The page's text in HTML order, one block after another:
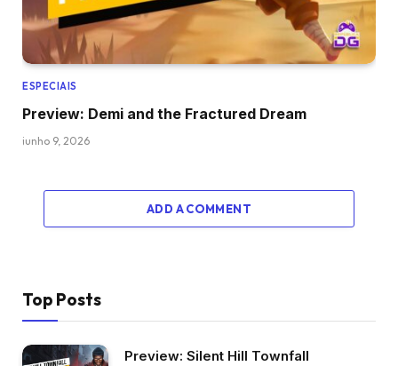
ESPECIAIS
Preview: Demi and the Fractured Dream
junho 9, 2026
ADD A COMMENT
Top Posts
Preview: Silent Hill Townfall